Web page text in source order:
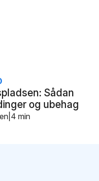
Sådan
og ubehag
4 min